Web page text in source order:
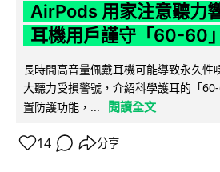
AirPods 用家注意聽力
耳機用戶謹守「60-60
長時間高音量佩戴耳機可能導致永久性
大聽力受損警號，介紹科學護耳的「
置防護功能，...
閱讀全文
14 分享